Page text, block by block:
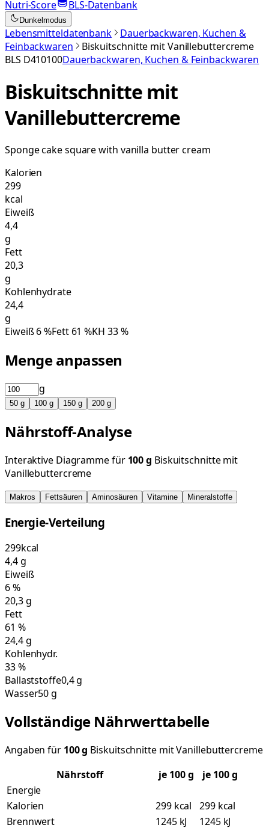
Nutri-Score
BLS-Datenbank
Dunkelmodus
Lebensmitteldatenbank
Dauerbackwaren, Kuchen &
Feinbackwaren
Biskuitschnitte mit Vanillebuttercreme
BLS D410100Dauerbackwaren, Kuchen & Feinbackwaren
Biskuitschnitte mit
Vanillebuttercreme
Sponge cake square with vanilla butter cream
Kalorien
299
kcal
Eiweiß
4,4
g
Fett
20,3
g
Kohlenhydrate
24,4
g
Eiweiß6%Fett 61 %KH 33%
Menge anpassen
g
50 g 100 g 150 g 200 g
Nährstoff-Analyse
Interaktive Diagramme für 100g Biskuitschnitte mit
Vanillebuttercreme
Makros Fettsäuren Aminosäuren Vitamine Mineralstoffe
Energie-Verteilung
299kcal
4,4g
Eiweiß
6%
20,3g
Fett
61 %
24,4g
Kohlenhydr.
33%
Ballaststoffe0,4 g
Wasser50 g
Vollständige Nährwerttabelle
Angaben für 100g Biskuitschnitte mit Vanillebuttercreme
Nährstoff
je 100g
je 100 g
Energie
Kalorien
299 kcal
299 kcal
Brennwert
1245 kJ 1245 kJ